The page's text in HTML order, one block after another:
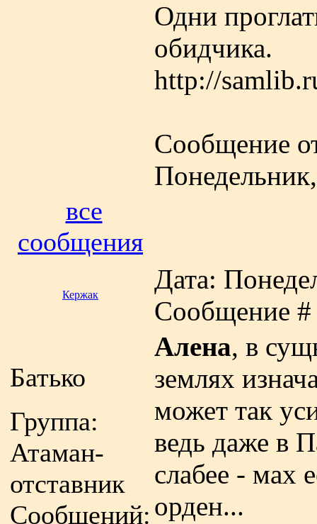
Одни
обидчика.
http://
Сообщение
все
сообщения
Кержак
Дата:
Сообщение
Батько
Группа:
Атаман-
отставник
Сообщений:
Алена, в
землях
может так
ведь даже в
слабее - мах
орден...